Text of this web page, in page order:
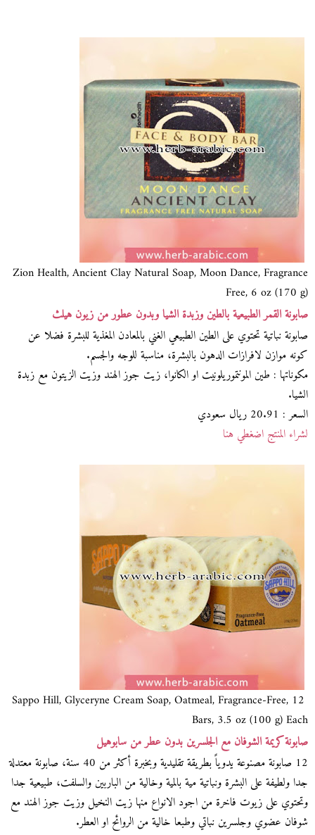
Zion Health, Ancient Clay Natural Soap, Moon Dance, Fragrance
Free, 6 oz (170 g)
صابونة القمر الطبيعية بالطين وزبدة الشيا وبدون عطور من زيون هيلث
صابونة نباتية تحتوي على الطين الطبيعي الغني بالمعادن المغذية للبشرة فضلا عن
كونه موازن لافرازات الدهون بالبشرة، مناسبة للوجه والجسم.
مكوناتها : طين المونتموريلونيت او الكانوا، زيت جوز الهند وزيت الزيتون مع زبدة
الشيا.
السعر : 20.91 ريال سعودي
لشراء المنتج اضغطي هنا
Sappo Hill, Glyceryne Cream Soap, Oatmeal, Fragrance-Free, 12
Bars, 3.5 oz (100 g) Each
صابونة كريمة الشوفان مع الجلسرين بدون عطر من سابوهيل
12 صابونة مصنوعة يدوياً بطريقة تقليدية وبخبرة أكثر من 40 سنة، صابونة معتدلة
جدا ولطيفة على البشرة ونباتية مية بالمية وخالية من الباربين والسلفت، طبيعية جدا
وتحتوي على زيوت فاخرة من اجود الانواع منها زيت النخيل وزيت جوز الهند مع
شوفان عضوي وجلسرين نباتي وطبعا خالية من الروائح او العطر.